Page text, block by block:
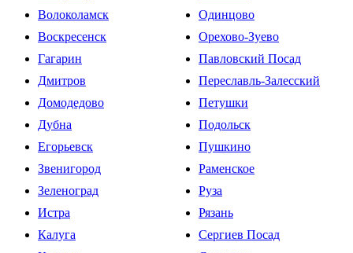
Волоколамск
Воскресенск
Гагарин
Дмитров
Домодедово
Дубна
Егорьевск
Звенигород
Зеленоград
Истра
Калуга
Одинцово
Орехово-Зуево
Павловский Посад
Переславль-Залесский
Петушки
Подольск
Пушкино
Раменское
Руза
Рязань
Сергиев Посад